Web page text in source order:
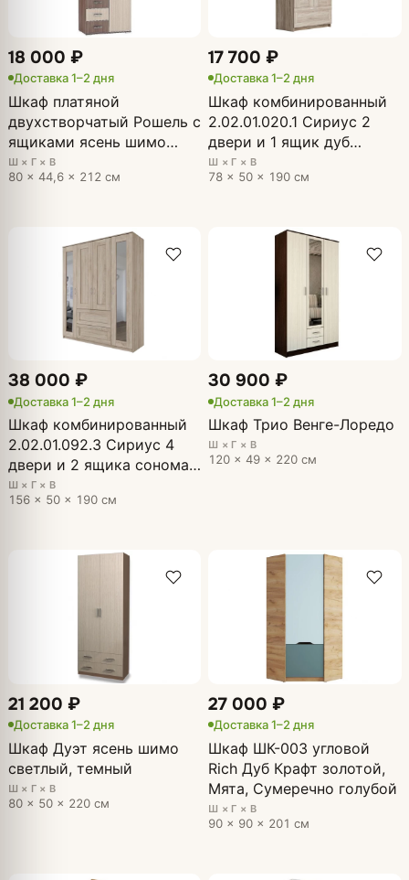
18 000 ₽
Доставка 1–2 дня
Шкаф платяной
двухстворчатый Рошель с
ящиками ясень шимо
тёмный,светлый
Ш × Г × В
80 × 44,6 × 212 см
17 700 ₽
Доставка 1–2 дня
Шкаф комбинированный
2.02.01.020.1 Сириус 2
двери и 1 ящик дуб
сонома
Ш × Г × В
78 × 50 × 190 см
38 000 ₽
Доставка 1–2 дня
Шкаф комбинированный
2.02.01.092.3 Сириус 4
двери и 2 ящика сонома
с 2 зеркалами
Ш × Г × В
156 × 50 × 190 см
30 900 ₽
Доставка 1–2 дня
Шкаф Трио Венге-Лоредо
Ш × Г × В
120 × 49 × 220 см
21 200 ₽
Доставка 1–2 дня
Шкаф Дуэт ясень шимо
светлый, темный
Ш × Г × В
80 × 50 × 220 см
27 000 ₽
Доставка 1–2 дня
Шкаф ШК-003 угловой
Rich Дуб Крафт золотой,
Мята, Сумеречно голубой
Ш × Г × В
90 × 90 × 201 см